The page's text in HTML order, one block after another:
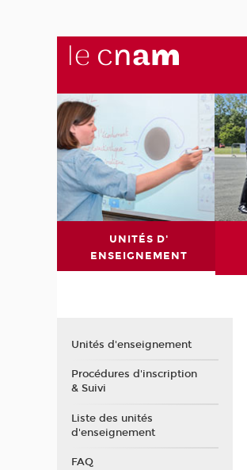
UNITÉS D'
ENSEIGNEMENT
Unités d'enseignement
Procédures d'inscription
& Suivi
Liste des unités
d'enseignement
FAQ